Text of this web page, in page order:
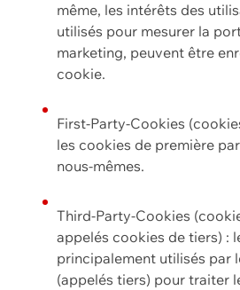
même, les intérêts des
utilisés pour mesurer la
marketing, peuvent être
cookie.
First-Party-Cookies
les cookies de première
nous-mêmes.
Third-Party-Cookies
appelés cookies de tiers) :
principalement utilisés par
(appelés tiers) pour traiter